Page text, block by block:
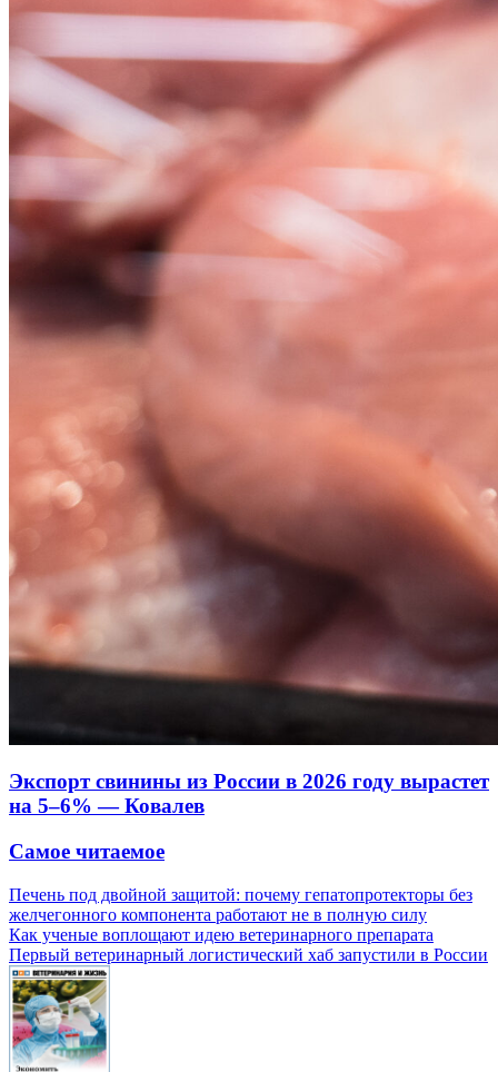
Экспорт свинины из России в 2026 году вырастет
на 5–6% — Ковалев
Самое читаемое
Печень под двойной защитой: почему гепатопротекторы без
желчегонного компонента работают не в полную силу
Как ученые воплощают идею ветеринарного препарата
Первый ветеринарный логистический хаб запустили в России